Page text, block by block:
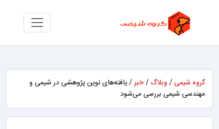
گروه شیمی / وبلاگ /خبر/ یافته‌های نوین پژوهشی در شیمی و
مهندسی شیمی بررسی می‌شود